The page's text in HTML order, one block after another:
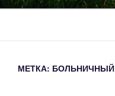
МЕТКА: БОЛЬНИЧНЫЙ